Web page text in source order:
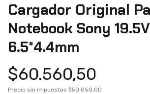
Cargador Original
Notebook Sony
6.5*4.4mm
$60.560,50
Precio sin impuestos $50.050,00